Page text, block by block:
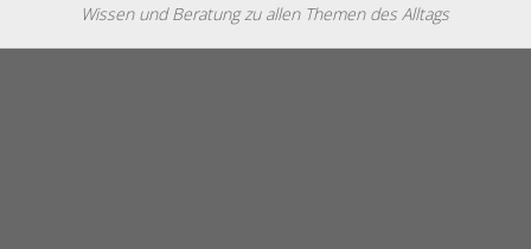
Wissen und Beratung zu allen Themen des Alltags